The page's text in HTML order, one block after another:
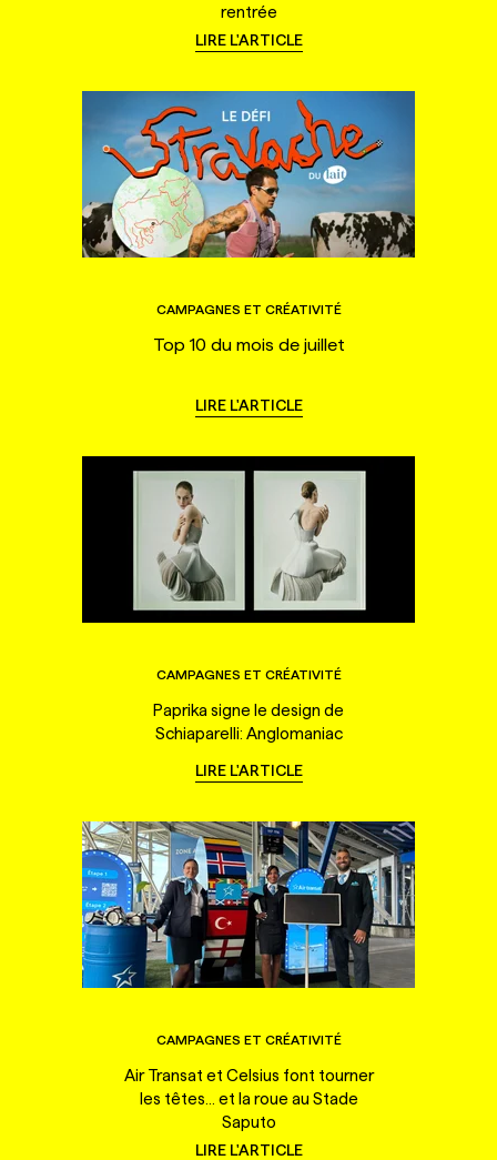
rentrée
LIRE L'ARTICLE
CAMPAGNES ET CRÉATIVITÉ
Top 10 du mois de juillet
LIRE L'ARTICLE
CAMPAGNES ET CRÉATIVITÉ
Paprika signe le design de
Schiaparelli: Anglomaniac
LIRE L'ARTICLE
CAMPAGNES ET CRÉATIVITÉ
Air Transat et Celsius font tourner
les têtes... et la roue au Stade
Saputo
LIRE L'ARTICLE